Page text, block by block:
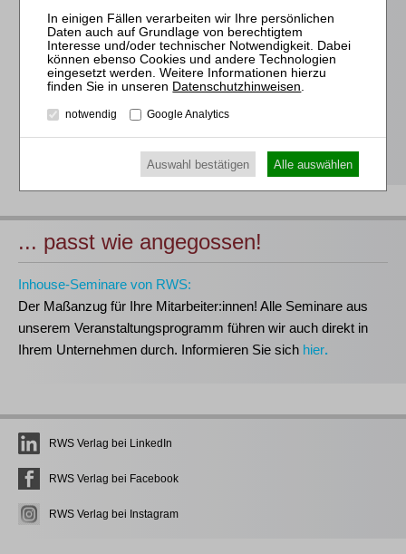
Individuelle Assistenz bis zur Einwahl und Verbindung mit
unserem Online-Seminar
Hochwertige Unterlagen für die Teilnahme, ideal auch zum
späteren Nachschlagen
Erwerb des anerkanntenRWS-Zertifikats
Teilnahmebescheinigungen gemäßGOI, § 15 FAO und
... passt wie angegossen!
Inhouse-Seminare von RWS:
Der Maßanzug für Ihre Mitarbeiter:innen! Alle Seminare aus
unserem Veranstaltungsprogramm führen wir auch direkt in
Ihrem Unternehmen durch. Informieren Sie sich hier.
RWS Verlag bei LinkedIn
RWS Verlag bei Facebook
RWS Verlag bei Instagram
Datenschutzhinweisen
notwendig Google Analytics
Auswahl bestätigen Alle auswählen